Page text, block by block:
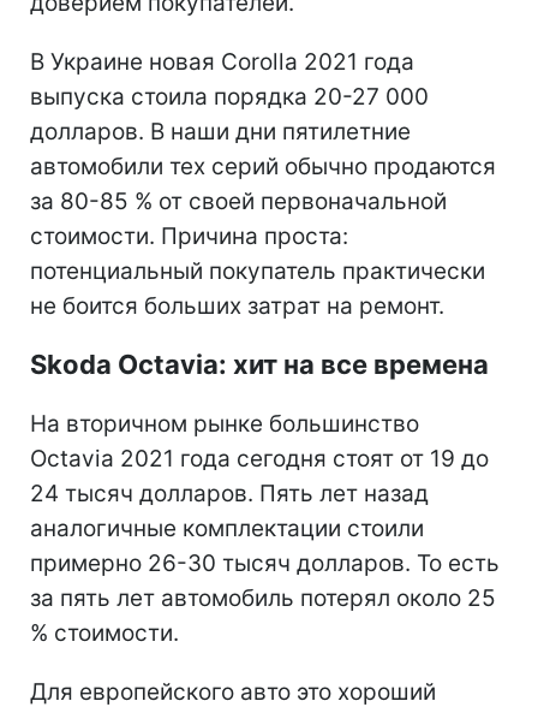
В Украине новая Corolla 2021 года
выпуска стоила порядка 20-27 000
долларов. В наши дни пятилетние
автомобили тех серий обычно продаются
за 80-85 % от своей первоначальной
стоимости. Причина проста:
потенциальный покупатель практически
не боится больших затрат на ремонт.
Skoda Octavia: хит на все времена
На вторичном рынке большинство
Octavia 2021 года сегодня стоят от 19 до
24 тысяч долларов. Пять лет назад
аналогичные комплектации стоили
примерно 26-30 тысяч долларов. То есть
за пять лет автомобиль потерял около 25
% стоимости.
Для европейского авто это хороший